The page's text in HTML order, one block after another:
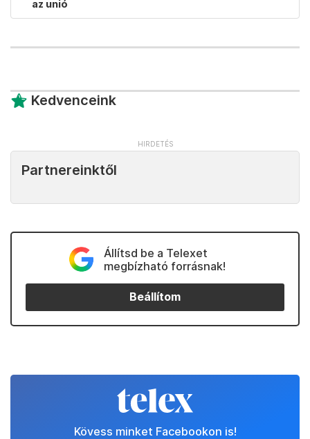
az unió
Kedvenceink
Partnereinktől
Állítsd be a Telexet
megbízható forrásnak!
Beállítom
Kövess minket Facebookon is!